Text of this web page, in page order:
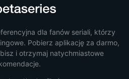
dla fanów seriali, którzy
Pobierz aplikację za darmo,
i otrzymaj natychmiastowe